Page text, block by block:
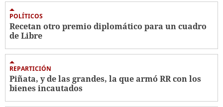
POLÍTICOS
Recetan otro premio diplomático para un cuadro
de Libre
REPARTICIÓN
Piñata, y de las grandes, la que armó RR con los
bienes incautados